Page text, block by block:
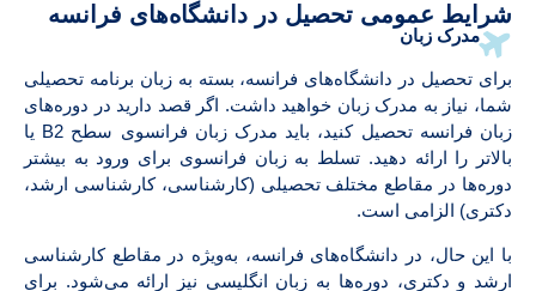
شرایط عمومی تحصیل در دانشگاه‌های فرانسه
مدرک زبان
برای تحصیل در دانشگاه‌های فرانسه، بسته به زبان برنامه تحصیلی
شما، نیاز به مدرک زبان خواهید داشت. اگر قصد دارید در دوره‌های
زبان فرانسه تحصیل کنید، باید مدرک زبان فرانسوی سطح B2 یا
بالاتر را ارائه دهید. تسلط به زبان فرانسوی برای ورود به بیشتر
دوره‌ها در مقاطع مختلف تحصیلی (کارشناسی، کارشناسی ارشد،
دکتری) الزامی است.
با این حال، در دانشگاه‌های فرانسه، به‌ویژه در مقاطع کارشناسی
ارشد و دکتری، دوره‌ها به زبان انگلیسی نیز ارائه می‌شود. برای